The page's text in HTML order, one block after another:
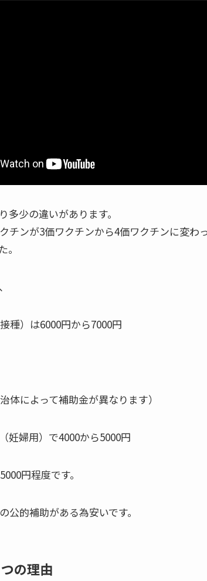
少の違いがあります。
チンが3価ワクチンから4価ワクチンに変わ
種）は6000円から7000円
体によって補助金が異なります）
妊婦用）で4000から5000円
円程度です。
公的補助がある為安いです。
の理由